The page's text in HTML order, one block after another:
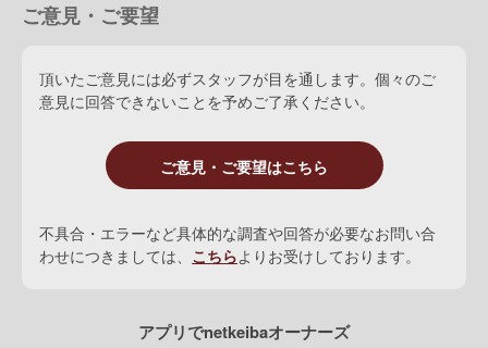
ご意見・ご要望
頂いたご意見には必ずスタッフが目を通します。個々のご
意見に回答できないことを予めご了承ください。
ご意見・ご要望はこちら
不具合・エラーなど具体的な調査や回答が必要なお問い合
わせにつきましては、 こちらよりお受けしております。
アプリでnetkeibaオーナーズ